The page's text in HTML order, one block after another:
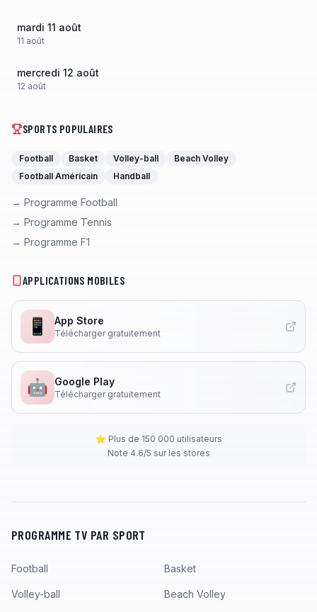
mardi 11 août
11 août
mercredi 12 août
12 août
SPORTS POPULAIRES
Football Basket Volley-ball
Beach Volley
Football Américain
Handball
→ Programme Football
→ Programme Tennis
→ Programme F1
APPLICATIONS MOBILES
📱 App Store
Télécharger gratuitement
🤖 Google Play
Télécharger gratuitement
⭐ Plus de 150 000 utilisateurs
Note 4.6/5 sur les stores
PROGRAMME TV PAR SPORT
Football Basket
Volley-ball Beach Volley